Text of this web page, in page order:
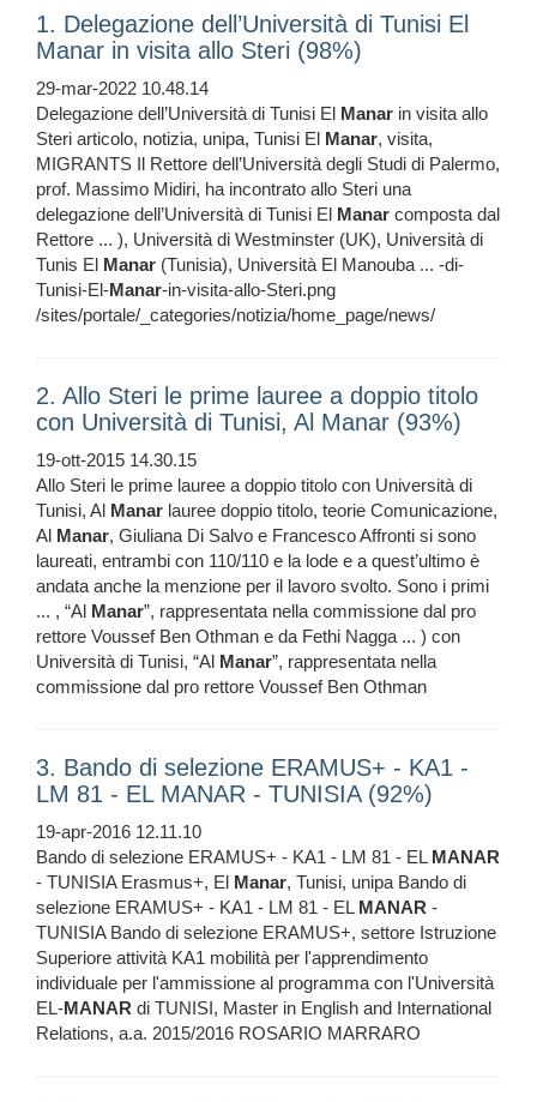
1. Delegazione dell’Università di Tunisi El
Manar in visita allo Steri (98%)
29-mar-2022 10.48.14
Delegazione dell’Università di Tunisi El Manar in visita allo
Steri articolo, notizia, unipa, Tunisi El Manar, visita,
MIGRANTS Il Rettore dell’Università degli Studi di Palermo,
prof. Massimo Midiri, ha incontrato allo Steri una
delegazione dell’Università di Tunisi El Manar composta dal
Rettore ... ), Università di Westminster (UK), Università di
Tunis El Manar (Tunisia), Università El Manouba ... -di-
Tunisi-El-Manar-in-visita-allo-Steri.png
/sites/portale/_categories/notizia/home_page/news/
2. Allo Steri le prime lauree a doppio titolo
con Università di Tunisi, Al Manar (93%)
19-ott-2015 14.30.15
Allo Steri le prime lauree a doppio titolo con Università di
Tunisi, Al Manar lauree doppio titolo, teorie Comunicazione,
Al Manar, Giuliana Di Salvo e Francesco Affronti si sono
laureati, entrambi con 110/110 e la lode e a quest’ultimo è
andata anche la menzione per il lavoro svolto. Sono i primi
... , “Al Manar”, rappresentata nella commissione dal pro
rettore Voussef Ben Othman e da Fethi Nagga ... ) con
Università di Tunisi, “Al Manar”, rappresentata nella
commissione dal pro rettore Voussef Ben Othman
3. Bando di selezione ERAMUS+ - KA1 -
LM 81 - EL MANAR - TUNISIA (92%)
19-apr-2016 12.11.10
Bando di selezione ERAMUS+ - KA1 - LM 81 - EL MANAR
- TUNISIA Erasmus+, El Manar, Tunisi, unipa Bando di
selezione ERAMUS+ - KA1 - LM 81 - EL MANAR -
TUNISIA Bando di selezione ERAMUS+, settore Istruzione
Superiore attività KA1 mobilità per l'apprendimento
individuale per l'ammissione al programma con l'Università
EL-MANAR di TUNISI, Master in English and International
Relations, a.a. 2015/2016 ROSARIO MARRARO